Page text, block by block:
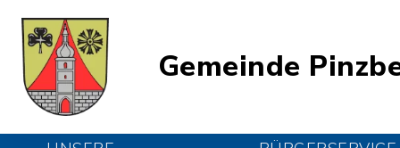
Gemeinde